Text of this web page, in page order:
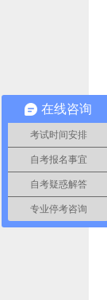
在线咨询
考试时间安排
自考报名事宜
自考疑惑解答
专业停考咨询